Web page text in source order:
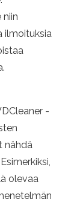
ilmoituksia
-
nähdä
olevaa